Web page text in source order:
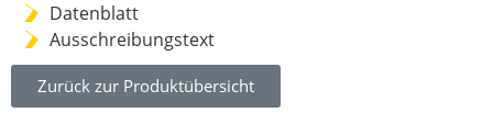
Datenblatt
Ausschreibungstext
Zurück zur Produktübersicht